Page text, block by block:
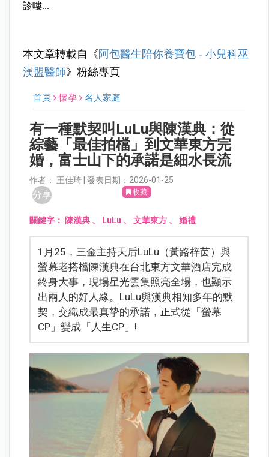
診嘍...
本文章轉載自《 阿包醫生陪你養寶包 - 小兒科巫
漢盟醫師》粉絲專頁
首頁 懷孕 名人家庭
有一種默契叫LuLu與陳漢典：從
綜藝「最佳拍檔」到文華東方完
婚，富士山下的承諾是細水長流
作者： 王佳琦 | 發表日期：2026-01-25
分享 收藏
關鍵字： 陳漢典 、 LuLu 、文華東方 、婚禮
1月25，三金主持天后LuLu（黃路梓茵）與
螢幕老搭檔陳漢典在台北東方文華酒店完成
終身大事，現場星光雲集照亮全場，也顯示
出兩人的好人緣。LuLu與漢典相知多年的默
契，交織成最真摯的承諾，正式從「螢幕
CP」變成「人生CP」!